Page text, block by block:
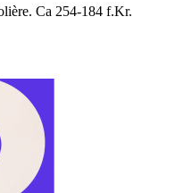
Ca 254-184 f.Kr.